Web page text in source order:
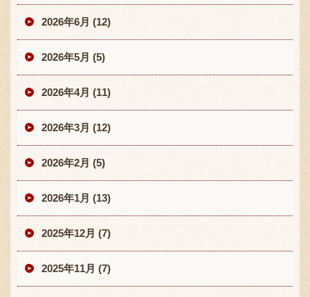
2026年6月 (12)
2026年5月 (5)
2026年4月 (11)
2026年3月 (12)
2026年2月 (5)
2026年1月 (13)
2025年12月 (7)
2025年11月 (7)